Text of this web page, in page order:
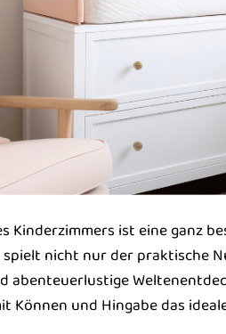
Kinderzimmers ist eine ganz
nicht nur der praktische
abenteuerlustige
Können und Hingabe das